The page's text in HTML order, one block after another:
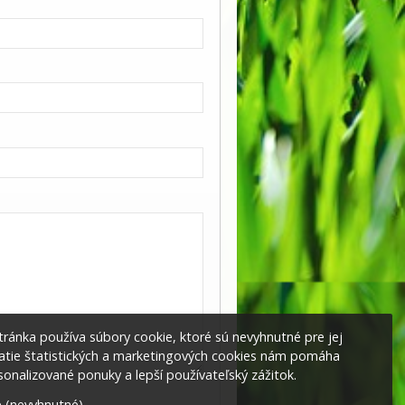
používa súbory cookie, ktoré sú nevyhnutné pre jej
štatistických a marketingových cookies nám pomáha
ponuky a lepší používateľský zážitok.